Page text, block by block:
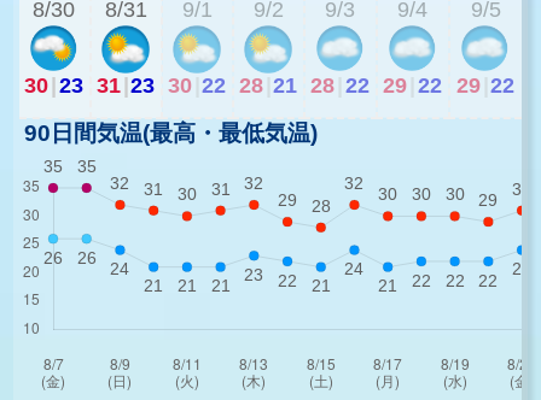
8/30
30|23
8/31
31|23
9/1
30 22
9/2
28 21
9/3
28 22
9/4
29 22
9/5
29 22
90日間気温(最高・最低気温)